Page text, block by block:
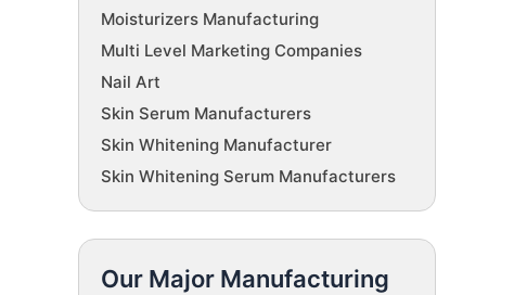
Moisturizers Manufacturing
Multi Level Marketing Companies
Nail Art
Skin Serum Manufacturers
Skin Whitening Manufacturer
Skin Whitening Serum Manufacturers
Our Major Manufacturing